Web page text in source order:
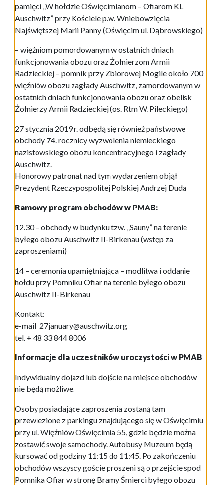
pamięci „W hołdzie Oświęcimianom – Ofiarom KL
Auschwitz” przy Kościele p.w. Wniebowzięcia
Najświętszej Marii Panny (Oświęcim ul. Dąbrowskiego)
– więźniom pomordowanym w ostatnich dniach
funkcjonowania obozu oraz Żołnierzom Armii
Radzieckiej – pomnik przy Zbiorowej Mogile około 700
więźniów obozu zagłady Auschwitz, zamordowanym w
ostatnich dniach funkcjonowania obozu oraz obelisk
Żołnierzy Armii Radzieckiej (os. Rtm W. Pileckiego)
27 stycznia 2019 r. odbędą się również państwowe
obchody 74. rocznicy wyzwolenia niemieckiego
nazistowskiego obozu koncentracyjnego i zagłady
Auschwitz.
Honorowy patronat nad tym wydarzeniem objął
Prezydent Rzeczypospolitej Polskiej Andrzej Duda
Ramowy program obchodów w PMAB:
12.30 – obchody w budynku tzw. „Sauny” na terenie
byłego obozu Auschwitz II-Birkenau (wstęp za
zaproszeniami)
14 – ceremonia upamiętniająca – modlitwa i oddanie
hołdu przy Pomniku Ofiar na terenie byłego obozu
Auschwitz II-Birkenau
Kontakt:
e-mail: 27january@auschwitz.org
tel. + 48 33 844 8006
Informacje dla uczestników uroczystości w PMAB
Indywidualny dojazd lub dojście na miejsce obchodów
nie będą możliwe.
Osoby posiadające zaproszenia zostaną tam
przewiezione z parkingu znajdującego się w Oświęcimiu
przy ul. Więźniów Oświęcimia 55, gdzie będzie można
zostawić swoje samochody. Autobusy Muzeum będą
kursować od godziny 11:15 do 11:45. Po zakończeniu
obchodów wszyscy goście proszeni są o przejście spod
Pomnika Ofiar w stronę Bramy Śmierci byłego obozu